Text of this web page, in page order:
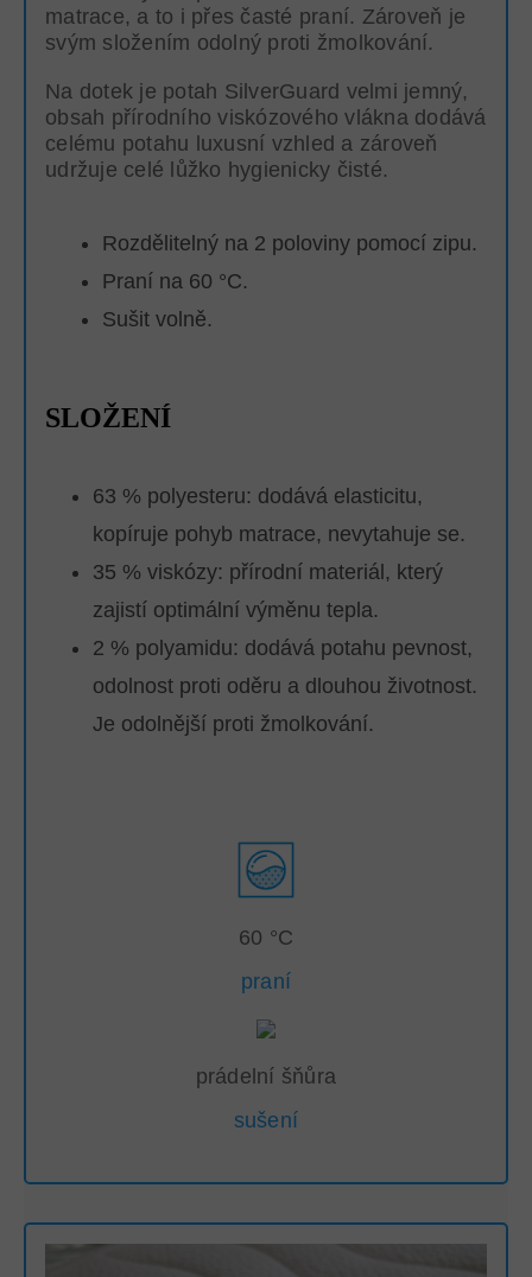
matrace, a to i přes časté praní. Zároveň je
svým složením odolný proti žmolkování.
Na dotek je potah SilverGuard velmi jemný,
obsah přírodního viskózového vlákna dodává
celému potahu luxusní vzhled a zároveň
udržuje celé lůžko hygienicky čisté.
Rozdělitelný na 2 poloviny pomocí zipu.
Praní na 60 °C.
Sušit volně.
SLOŽENÍ
63 % polyesteru: dodává elasticitu,
kopíruje pohyb matrace, nevytahuje se.
35 % viskózy: přírodní materiál, který
zajistí optimální výměnu tepla.
2 % polyamidu: dodává potahu pevnost,
odolnost proti oděru a dlouhou životnost.
Je odolnější proti žmolkování.
60 °C
praní
prádelní šňůra
sušení